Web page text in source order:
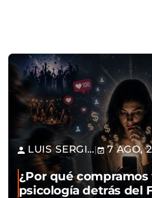
LUIS SERGIO...| 7 AGO,
¿Por qué compramos
psicología detrás del